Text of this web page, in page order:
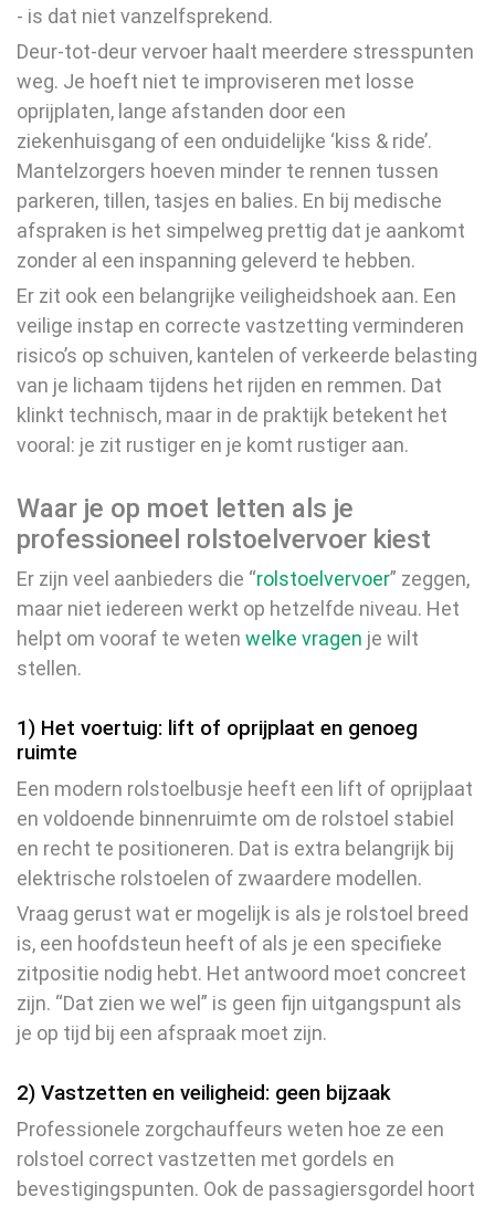
- is dat niet vanzelfsprekend.
Deur-tot-deur vervoer haalt meerdere stresspunten
weg. Je hoeft niet te improviseren met losse
oprijplaten, lange afstanden door een
ziekenhuisgang of een onduidelijke ‘kiss & ride’.
Mantelzorgers hoeven minder te rennen tussen
parkeren, tillen, tasjes en balies. En bij medische
afspraken is het simpelweg prettig dat je aankomt
zonder al een inspanning geleverd te hebben.
Er zit ook een belangrijke veiligheidshoek aan. Een
veilige instap en correcte vastzetting verminderen
risico’s op schuiven, kantelen of verkeerde belasting
van je lichaam tijdens het rijden en remmen. Dat
klinkt technisch, maar in de praktijk betekent het
vooral: je zit rustiger en je komt rustiger aan.
Waar je op moet letten als je
professioneel rolstoelvervoer kiest
Er zijn veel aanbieders die “rolstoelvervoer” zeggen,
maar niet iedereen werkt op hetzelfde niveau. Het
helpt om vooraf te weten welke vragen je wilt
stellen.
1) Het voertuig: lift of oprijplaat en genoeg
ruimte
Een modern rolstoelbusje heeft een lift of oprijplaat
en voldoende binnenruimte om de rolstoel stabiel
en recht te positioneren. Dat is extra belangrijk bij
elektrische rolstoelen of zwaardere modellen.
Vraag gerust wat er mogelijk is als je rolstoel breed
is, een hoofdsteun heeft of als je een specifieke
zitpositie nodig hebt. Het antwoord moet concreet
zijn. “Dat zien we wel” is geen fijn uitgangspunt als
je op tijd bij een afspraak moet zijn.
2) Vastzetten en veiligheid: geen bijzaak
Professionele zorgchauffeurs weten hoe ze een
rolstoel correct vastzetten met gordels en
bevestigingspunten. Ook de passagiersgordel hoort